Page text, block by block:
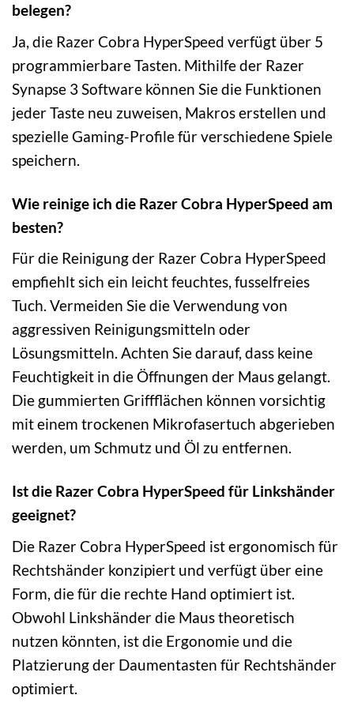
belegen?
Ja, die Razer Cobra HyperSpeed verfügt über 5
programmierbare Tasten. Mithilfe der Razer
Synapse 3 Software können Sie die Funktionen
jeder Taste neu zuweisen, Makros erstellen und
spezielle Gaming-Profile für verschiedene Spiele
speichern.
Wie reinige ich die Razer Cobra HyperSpeed am
besten?
Für die Reinigung der Razer Cobra HyperSpeed
empfiehlt sich ein leicht feuchtes, fusselfreies
Tuch. Vermeiden Sie die Verwendung von
aggressiven Reinigungsmitteln oder
Lösungsmitteln. Achten Sie darauf, dass keine
Feuchtigkeit in die Öffnungen der Maus gelangt.
Die gummierten Griffflächen können vorsichtig
mit einem trockenen Mikrofasertuch abgerieben
werden, um Schmutz und Öl zu entfernen.
Ist die Razer Cobra HyperSpeed für Linkshänder
geeignet?
Die Razer Cobra HyperSpeed ist ergonomisch für
Rechtshänder konzipiert und verfügt über eine
Form, die für die rechte Hand optimiert ist.
Obwohl Linkshänder die Maus theoretisch
nutzen könnten, ist die Ergonomie und die
Platzierung der Daumentasten für Rechtshänder
optimiert.